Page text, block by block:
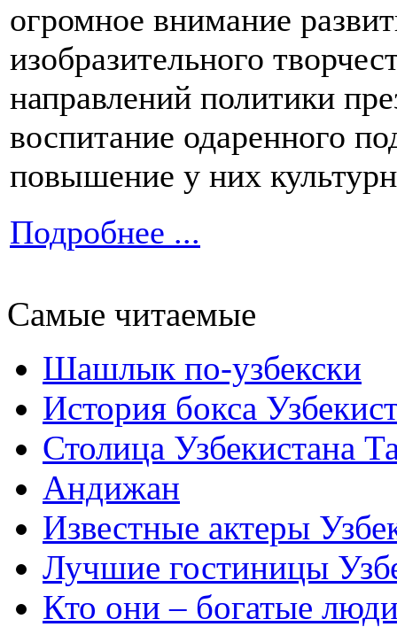
огромное внимание
изобразительного
направлений политики
воспитание одаренного
повышение у них
Подробнее ...
Самые читаемые
Шашлык по-узбекски
История бокса
Столица Узбекистана
Андижан
Известные актеры
Лучшие гостиницы
Кто они – богатые